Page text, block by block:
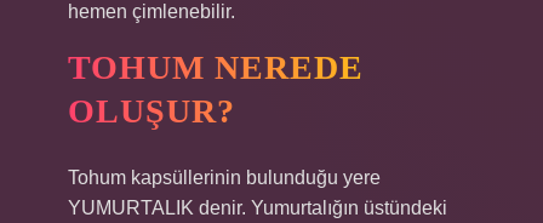
hemen çimlenebilir.
TOHUM NEREDE
OLUŞUR?
Tohum kapsüllerinin bulunduğu yere
YUMURTALIK denir. Yumurtalığın üstündeki